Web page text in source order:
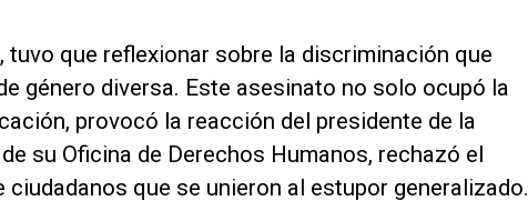
tuvo que reflexionar sobre la discriminación que
género diversa. Este asesinato no solo ocupó la
provocó la reacción del presidente de la
su Oficina de Derechos Humanos, rechazó el
ciudadanos que se unieron al estupor generalizado.